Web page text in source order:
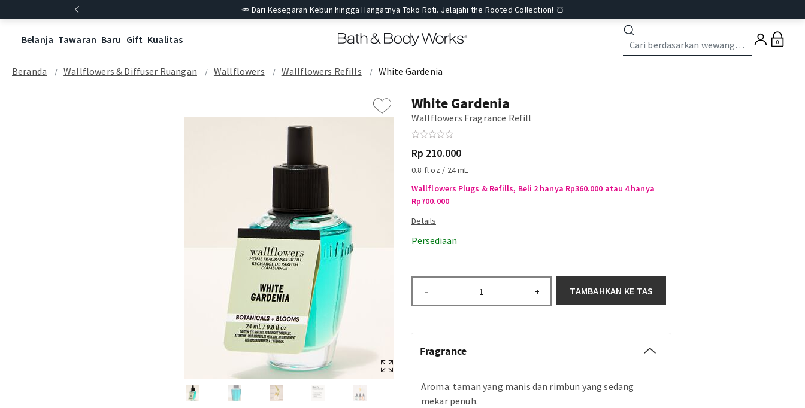
🥕 Dari Kesegaran Kebun hingga Hangatnya Toko Roti. Jelajahi the Rooted Collection! 🍞
Belanja Tawaran Baru Gift Kualitas 0
Beranda Wallflowers & Diffuser Ruangan Wallflowers Wallflowers Refills White Gardenia
White Gardenia
Wallflowers Fragrance Refill
Rp 210.000
0.8 fl oz / 24 mL
Wallflowers Plugs & Refills, Beli 2 hanya Rp360.000 atau 4 hanya
Rp700.000
Persediaan
– + TAMBAHKAN KE TAS
Fragrance
Aroma: taman yang manis dan rimbun yang sedang
mekar penuh.